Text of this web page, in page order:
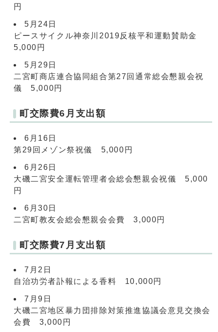
円
5月24日
ピースサイクル神奈川2019反核平和運動賛助金
5,000円
5月29日
二宮町商店連合協同組合第27回通常総会懇親会祝
儀 5,000円
町交際費6月支出額
6月16日
第29回メゾン祭祝儀 5,000円
6月26日
大磯二宮安全運転管理者会総会懇親会祝儀 5,000
円
6月30日
二宮町教友会総会懇親会会費 3,000円
町交際費7月支出額
7月2日
自治功労者訃報による香料 10,000円
7月9日
大磯二宮地区暴力団排除対策推進協議会意見交換会
会費 3,000円